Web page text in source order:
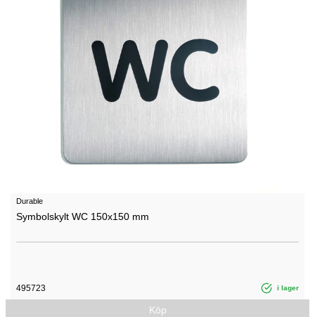
Durable
Symbolskylt WC 150x150 mm
495723 i lager
Köp